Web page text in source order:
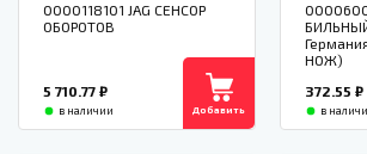
0000118101 JAG СЕНСОР
ОБОРОТОВ
5 710.77 ₽
в наличии Добавить
НОЖ)
372.55 ₽
в